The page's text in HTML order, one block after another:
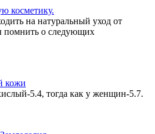
косметику.
на натуральный уход от
о следующих
кожи
5.4, тогда как у женщин-5.7.